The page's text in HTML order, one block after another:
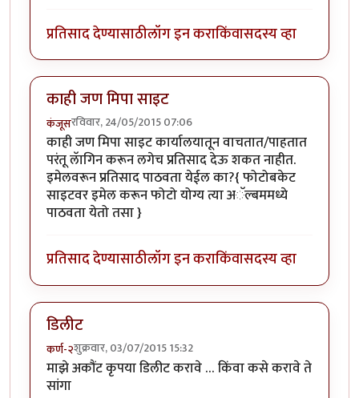
प्रतिसाद देण्यासाठीलॉग इन कराकिंवासदस्य व्हा
काही जण मिपा साइट
कंजूसरविवार, 24/05/2015 07:06
काही जण मिपा साइट कार्यालयातून वाचतात/पाहतात
परंतू लॅागिन करून लगेच प्रतिसाद देऊ शकत नाहीत.
इमेलवरून प्रतिसाद पाठवता येईल का?{ फोटोबकेट
साइटवर इमेल करून फोटो योग्य त्या अॅल्बममध्ये
पाठवता येतो तसा }
प्रतिसाद देण्यासाठीलॉग इन कराकिंवासदस्य व्हा
डिलीट
कर्ण-२शुक्रवार, 03/07/2015 15:32
माझे अकौंट कृपया डिलीट करावे … किंवा कसे करावे ते
सांगा